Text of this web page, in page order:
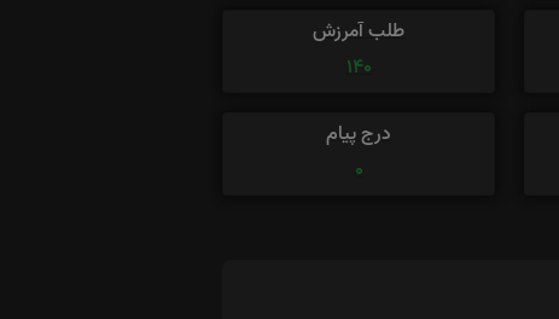
طلب آمرزش
140
درج پیام
0